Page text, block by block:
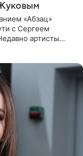
«Абзац»
с Сергеем
артисты